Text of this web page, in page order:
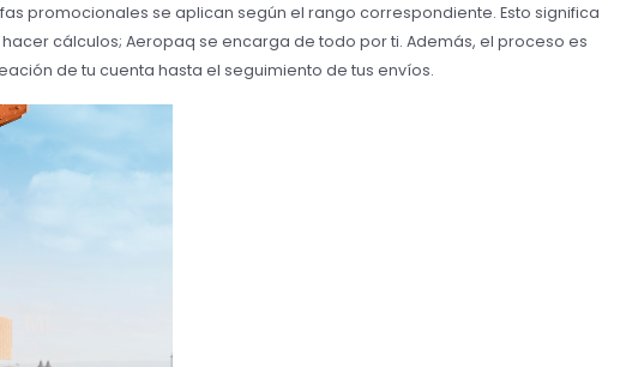
promocionales se aplican según el rango correspondiente. Esto significa
cálculos; Aeropaq se encarga de todo por ti. Además, el proceso es
de tu cuenta hasta el seguimiento de tus envíos.